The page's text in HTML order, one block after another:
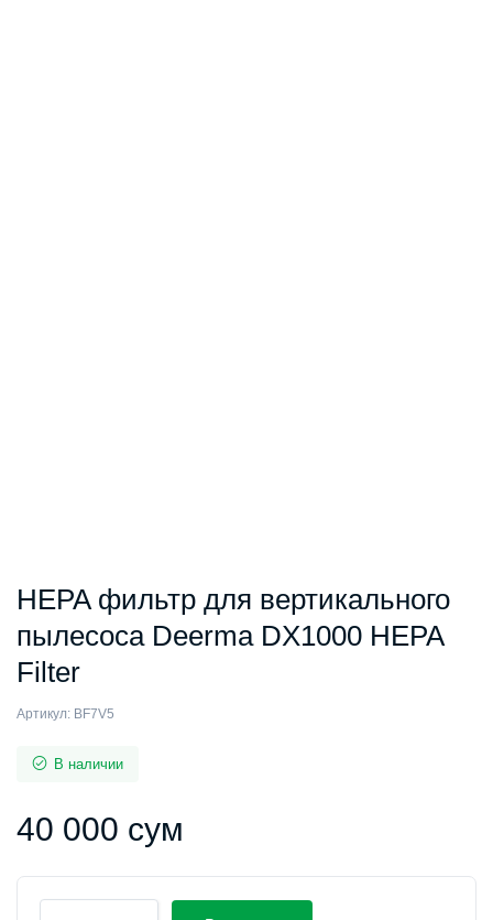
HEPA фильтр для вертикального
пылесоса Deerma DX1000 HEPA
Filter
Артикул: BF7V5
В наличии
40 000 сум